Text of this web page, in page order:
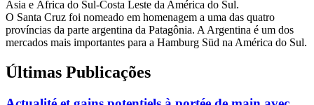
Ásia e África do Sul-Costa Leste da América do Sul.
O Santa Cruz foi nomeado em homenagem a uma das quatro
províncias da parte argentina da Patagônia. A Argentina é um dos
mercados mais importantes para a Hamburg Süd na América do Sul.
Últimas Publicações